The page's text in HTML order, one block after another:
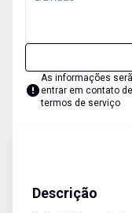
As informações
entrar em contato
termos de serviço
Descrição